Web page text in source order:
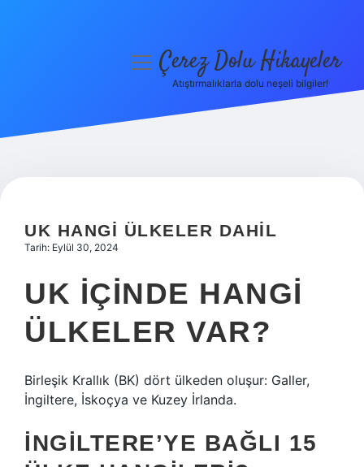
Hakkımızda
menüyüÇerez Dolu Hikayeler
Atıştırmalıklarla dolu neşeli bilgiler!
UK HANGI ÜLKELER DAHIL
Tarih: Eylül 30, 2024
UK IÇINDE HANGI
ÜLKELER VAR?
Birleşik Krallık (BK) dört ülkeden oluşur: Galler,
İngiltere, İskoçya ve Kuzey İrlanda.
İNGILTERE’YE BAĞLI 15